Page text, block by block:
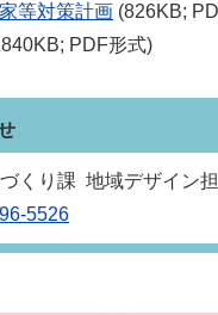
等対策計画 (826KB;
PDF形式)
くり課 地域デザイン
5526